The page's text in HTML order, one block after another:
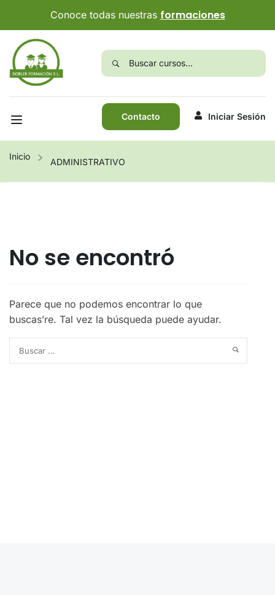
Conoce todas nuestras formaciones
Contacto Iniciar Sesión
Inicio
ADMINISTRATIVO
No se encontró
Parece que no podemos encontrar lo que
buscas’re. Tal vez la búsqueda puede ayudar.